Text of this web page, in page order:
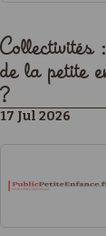
Collectivités
de la petite
?
17 Jul 2026